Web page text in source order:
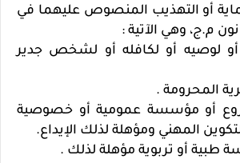
أو التهذيب المنصوص عليهما في
أو لوصيه أو لكافله أو لشخص جدير
المحرومة .
أو مؤسسة عمومية أو خصوصية
المهني ومؤهلة لذلك الإيداع.
طبية أو تربوية مؤهلة لذلك .